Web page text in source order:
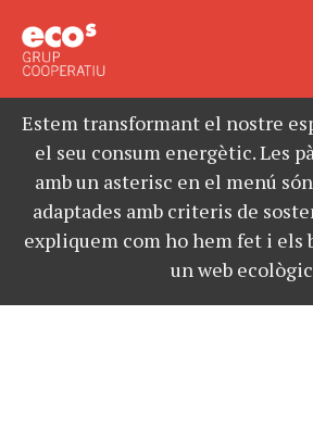
Estem transformant el nostre
el seu consum energètic. Les
amb un asterisc en el menú
adaptades amb criteris de
expliquem com ho hem fet i els
un web